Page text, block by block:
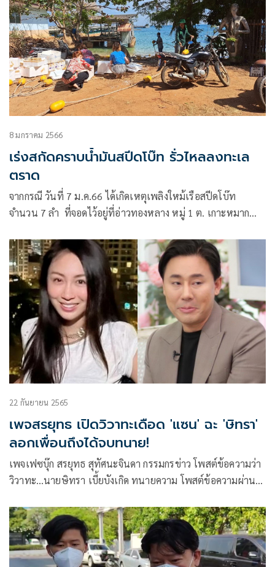
8 มกราคม 2566
เร่งสกัดคราบน้ำมันสปีดโบ๊ท รั่วไหลลงทะเล
ตราด
จากกรณี วันที่ 7 ม.ค.66 ได้เกิดเหตุเพลิงใหม้เรือสปีดโบ๊ท
จำนวน 7 ลำ ที่จอดไว้อยู่ที่อ่าวทองหลาง หมู่ 1 ต. เกาะหมาก
22 กันยายน 2565
เพจสรยุทธ เปิดวิวาทะเดือด 'แซน' ฉะ 'ษิทรา'
ลอกเพื่อนถึงได้จบทนาย!
เพจเฟซบุ๊ก สรยุทธ สุทัศนะจินดา กรรมกรข่าว โพสต์ข้อความว่า
วิวาทะ…นายษิทรา เบี้ยบังเกิด ทนายความ โพสต์ข้อความผ่าน
อย่างพวกเราก็ได้แต่เบ้ปาก